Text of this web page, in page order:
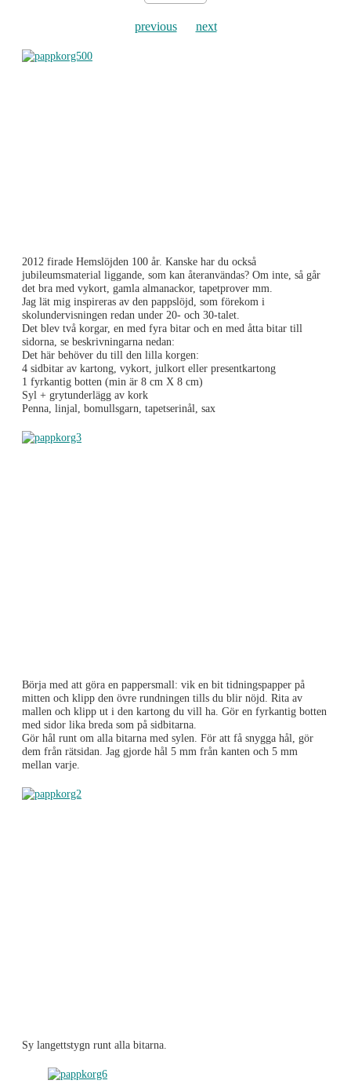
previous next
2012 firade Hemslöjden 100 år. Kanske har du också
jubileumsmaterial liggande, som kan återanvändas? Om inte, så går
det bra med vykort, gamla almanackor, tapetprover mm.
Jag lät mig inspireras av den pappslöjd, som förekom i
skolundervisningen redan under 20- och 30-talet.
Det blev två korgar, en med fyra bitar och en med åtta bitar till
sidorna, se beskrivningarna nedan:
Det här behöver du till den lilla korgen:
4 sidbitar av kartong, vykort, julkort eller presentkartong
1 fyrkantig botten (min är 8 cm X 8 cm)
Syl + grytunderlägg av kork
Penna, linjal, bomullsgarn, tapetserinål, sax
Börja med att göra en pappersmall: vik en bit tidningspapper på
mitten och klipp den övre rundningen tills du blir nöjd. Rita av
mallen och klipp ut i den kartong du vill ha. Gör en fyrkantig botten
med sidor lika breda som på sidbitarna.
Gör hål runt om alla bitarna med sylen. För att få snygga hål, gör
dem från rätsidan. Jag gjorde hål 5 mm från kanten och 5 mm
mellan varje.
Sy langettstygn runt alla bitarna.